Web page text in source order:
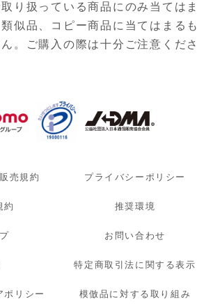
り扱っている商品にのみ当てはま
類似品、コピー商品に当てはまるも
。ご購入の際は十分ご注意くださ
売規約 プライバシーポリシー
約 推奨環境
お問い合わせ
特定商取引法に関する表示
ポリシー 模倣品に対する取り組み